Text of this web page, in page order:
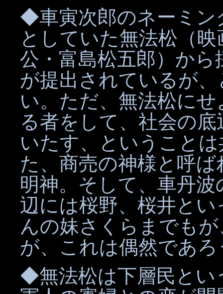
◆車寅次郎のネーミン
としていた無法松（
公・富島松五郎）か
が提出されているが
い。ただ、無法松に
る者をして、社会の
いたす、ということ
た、商売の神様と呼
明神。そして、車丹
辺には桜野、桜井と
んの妹さくらまでも
が、これは偶然であろ
◆無法松は下層民とい